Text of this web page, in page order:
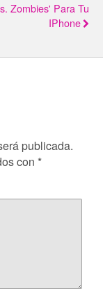
Zombies' Para Tu
IPhone
publicada.
con *